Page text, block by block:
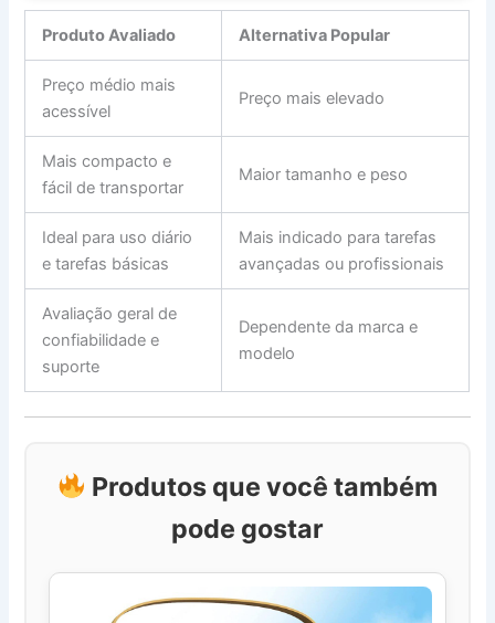
Produto Avaliado Alternativa Popular
Preço médio mais
acessível
Preço mais elevado
Mais compacto e
fácil de transportar
Maior tamanho e peso
Ideal para uso diário
e tarefas básicas
Mais indicado para tarefas
avançadas ou profissionais
Avaliação geral de
confiabilidade e
suporte
Dependente da marca e
modelo
Produtos que você também
pode gostar